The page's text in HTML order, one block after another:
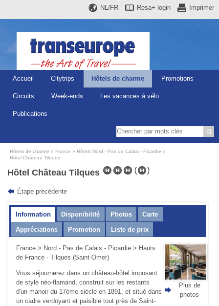
Imprimer
Resa+ login
NL/FR
Accueil Citytrips Hôtels de charme Promotions
Circuits Week-ends Les vacances à vélo
Publications
Hôtels de charme France
Hôtels Nord - Pas de Calais - Picardie
Hôtel Château Tilques
Hôtel Château Tilques
Étape précédente
Information Disponibilité Photos Carte
Appréciations Promotion Liste de prix
France > Nord - Pas de Calais - Picardie > Hauts
de France - Tilques (Saint-Omer)
Vous séjournerez dans un château-hôtel imposant
de style néo-flamand, construit sur les restants
d'un manoir du 17ème siècle en 1891, et situé dans
un cadre verdoyant et paisible tout près de Saint-
Plus de
photos